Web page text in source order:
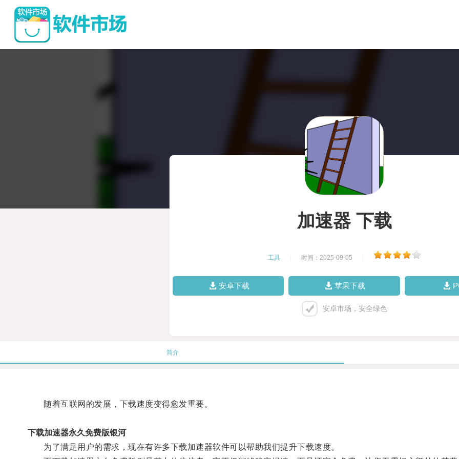
加速器 下载
工具 时间：2025-09-05
安卓下载 苹果下载
安卓市场，安全绿色
简介
随着互联网的发展，下载速度变得愈发重要。
下载加速器永久免费版银河
为了满足用户的需求，现在有许多下载加速器软件可以帮助我们提升下载速度。